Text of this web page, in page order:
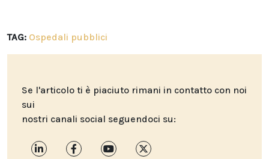
TAG: Ospedali pubblici
Se l'articolo ti è piaciuto rimani in contatto con noi
sui
nostri canali social seguendoci su: